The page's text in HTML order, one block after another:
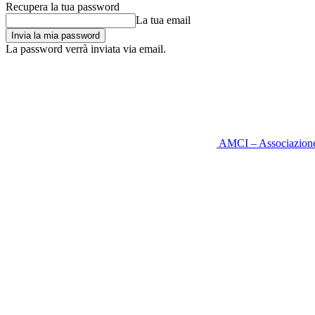
Recupera la tua password
La tua email
La password verrà inviata via email.
AMCI –